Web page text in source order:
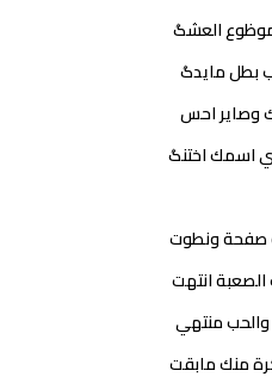
العشگ
بطل مايدگ
وصاير احس
اسمك اختنگ
صفحة ونطوت
انتهت
منتهي
منك مابقت